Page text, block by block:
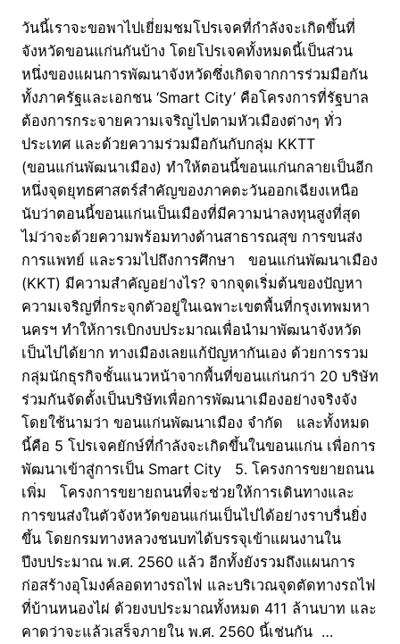
วันนี้เราจะขอพาไปเยี่ยมชมโปรเจคที่กำลังจะเกิดขึ้นที่
จังหวัดขอนแก่นกันบ้าง โดยโปรเจคทั้งหมดนี้เป็นส่วน
หนึ่งของแผนการพัฒนาจังหวัดซึ่งเกิดจากการร่วมมือกัน
ทั้งภาครัฐและเอกชน ‘Smart City’ คือโครงการที่รัฐบาล
ต้องการกระจายความเจริญไปตามหัวเมืองต่างๆ ทั่ว
ประเทศ และด้วยความร่วมมือกันกับกลุ่ม KKTT
(ขอนแก่นพัฒนาเมือง) ทำให้ตอนนี้ขอนแก่นกลายเป็นอีก
หนึ่งจุดยุทธศาสตร์สำคัญของภาคตะวันออกเฉียงเหนือ
นับว่าตอนนี้ขอนแก่นเป็นเมืองที่มีความน่าลงทุนสูงที่สุด
ไม่ว่าจะด้วยความพร้อมทางด้านสาธารณสุข การขนส่ง
การแพทย์ และรวมไปถึงการศึกษา ขอนแก่นพัฒนาเมือง
(KKT) มีความสำคัญอย่างไร? จากจุดเริ่มต้นของปัญหา
ความเจริญที่กระจุกตัวอยู่ในเฉพาะเขตพื้นที่กรุงเทพมหา
นครฯ ทำให้การเบิกงบประมาณเพื่อนำมาพัฒนาจังหวัด
เป็นไปได้ยาก ทางเมืองเลยแก้ปัญหากันเอง ด้วยการรวม
กลุ่มนักธุรกิจชั้นแนวหน้าจากพื้นที่ขอนแก่นกว่า 20 บริษัท
ร่วมกันจัดตั้งเป็นบริษัทเพื่อการพัฒนาเมืองอย่างจริงจัง
โดยใช้นามว่า ขอนแก่นพัฒนาเมือง จำกัด และทั้งหมด
นี้คือ 5 โปรเจคยักษ์ที่กำลังจะเกิดขึ้นในขอนแก่น เพื่อการ
พัฒนาเข้าสู่การเป็น Smart City 5. โครงการขยายถนน
เพิ่ม โครงการขยายถนนที่จะช่วยให้การเดินทางและ
การขนส่งในตัวจังหวัดขอนแก่นเป็นไปได้อย่างราบรื่นยิ่ง
ขึ้น โดยกรมทางหลวงชนบทได้บรรจุเข้าแผนงานใน
ปีงบประมาณ พ.ศ. 2560 แล้ว อีกทั้งยังรวมถึงแผนการ
ก่อสร้างอุโมงค์ลอดทางรถไฟ และบริเวณจุดตัดทางรถไฟ
ที่บ้านหนองไผ่ ด้วยงบประมาณทั้งหมด 411 ล้านบาท และ
คาดว่าจะแล้วเสร็จภายใน พ.ศ. 2560 นี้เช่นกัน …